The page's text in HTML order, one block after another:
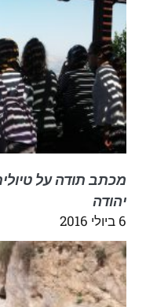
מכתב תודה על
יהודה
6 ביולי 2016